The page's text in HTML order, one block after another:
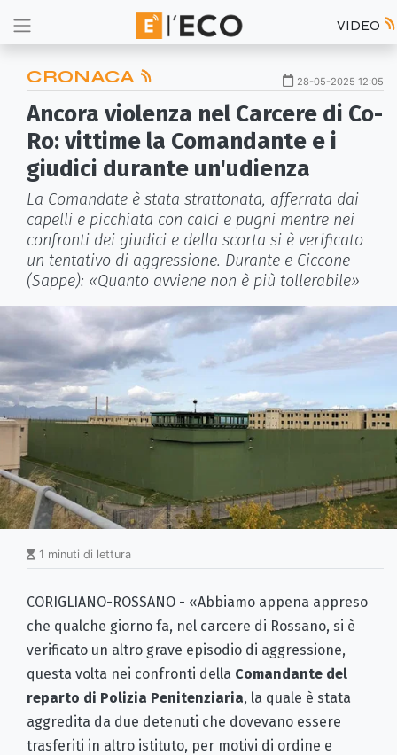
VIDEO
CRONACA 28-05-2025 12:05
Ancora violenza nel Carcere di Co-
Ro: vittime la Comandante e i
giudici durante un'udienza
La Comandate è stata strattonata, afferrata dai
capelli e picchiata con calci e pugni mentre nei
confronti dei giudici e della scorta si è verificato
un tentativo di aggressione. Durante e Ciccone
(Sappe): «Quanto avviene non è più tollerabile»
1 minuti di lettura
CORIGLIANO-ROSSANO - «Abbiamo appena appreso
che qualche giorno fa, nel carcere di Rossano, si è
verificato un altro grave episodio di aggressione,
questa volta nei confronti della Comandante del
reparto di Polizia Penitenziaria, la quale è stata
aggredita da due detenuti che dovevano essere
trasferiti in altro istituto, per motivi di ordine e